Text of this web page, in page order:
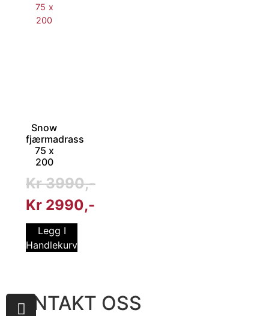
Snow
fjærmadrass
75 x
200
Kr3990
Kr 2990
Legg I
Handlekurv
KONTAKT OSS